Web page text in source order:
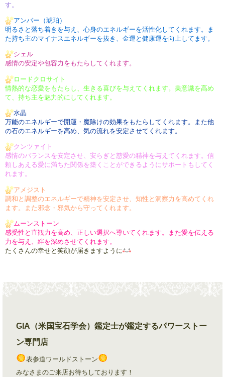
す。
アンバー（琥珀）
明るさと落ち着きを与え、心身のエネルギーを活性化してくれます。
ま
た持ち主のマイナスエネルギーを抜き、金運と健康運を向上して ます。
シェル
感情の安定や包容力をもたらして くれます。
ロードクロサイト
情熱的な恋愛をもたらし、生きる喜びを与えてくれます。 美意識を高め
て、持ち主を魅力的にしてくれます。
水晶
万能のエネルギーで開運・魔除けの効果をもたらしてくれます。
また他
の石のエネルギーを高め、 気の流れを安定させてくれます。
クンツァイト
感情のバランスを安定させ、安らぎと慈愛の精神を与えてくれます。 信
頼しあえる愛に満ちた関係を築くことができるようにサポートも してく
れます。
アメジスト
調和と調整のエネルギーで精神を安定させ、知性と洞察力を高めて くれ
ます。
また邪念・邪気から守ってくれます。
ムーンストーン
感受性と直観力を高め、正しい選択へ導いてくれます。
また愛を伝える
力を与え、絆を深めさせてくれます。
たくさんの幸せと笑顔が届きますように
GIA（米国宝石学会）鑑定士が鑑定するパワーストー
ン専門店
表参道ワールドストーン
みなさまのご来店お待ちしております！